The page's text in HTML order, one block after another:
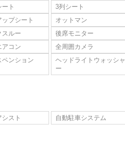
ト
3列シート
プシート
オットマン
スルー
後席モニター
アコン
全周囲カメラ
ペンション
ヘッドライトウォッシャ
ー
シスト
自動駐車システム